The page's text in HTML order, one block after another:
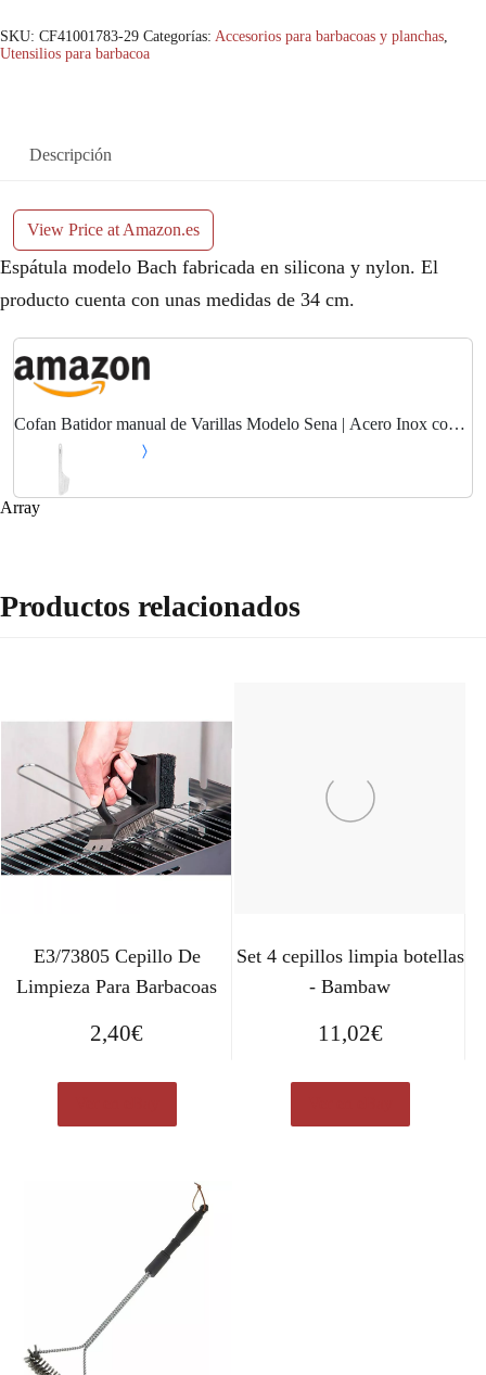
SKU: CF41001783-29 Categorías: Accesorios para barbacoas y planchas,
Utensilios para barbacoa
Descripción
View Price at Amazon.es
Espátula modelo Bach fabricada en silicona y nylon. El
producto cuenta con unas medidas de 34 cm.
Cofan Batidor manual de Varillas Modelo Sena | Acero Inox con
mango ABS | Color Verde | Medida 28,5 cm
Array
Productos relacionados
E3/73805 Cepillo De
Limpieza Para Barbacoas
2,40€
Set 4 cepillos limpia botellas
- Bambaw
11,02€